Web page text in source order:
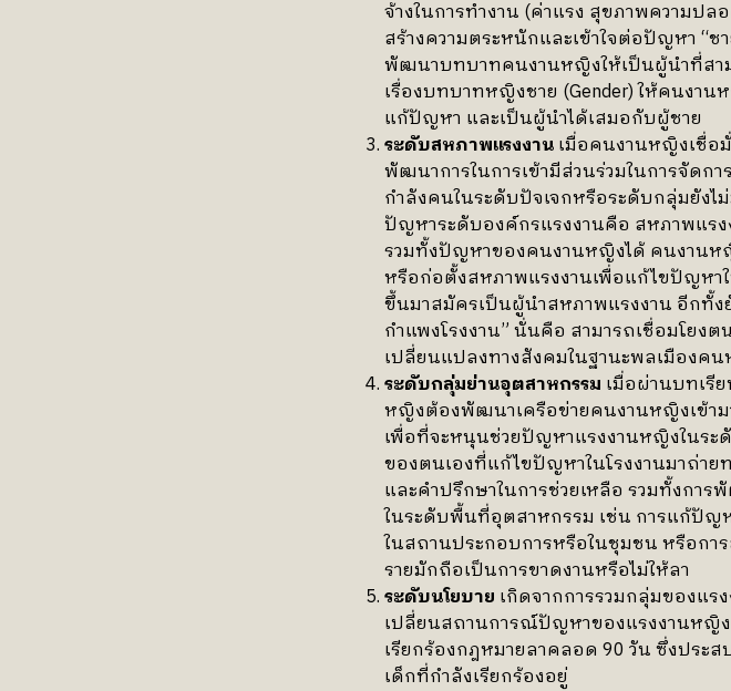
จ้างในการทำงาน (ค่าแรง สุขภาพความปล
สร้างความตระหนักและเข้าใจต่อปัญหา “
พัฒนาบทบาทคนงานหญิงให้เป็นผู้นำที่สา
เรื่องบทบาทหญิงชาย (Gender) ให้คนงา
แก้ปัญหา และเป็นผู้นำได้เสมอกับผู้ชาย
ระดับสหภาพแรงงานเมื่อคนงานหญิงเชื่อ
พัฒนาการในการเข้ามีส่วนร่วมในการจัด
กำลังคนในระดับปัจเจกหรือระดับกลุ่มยัง
ปัญหาระดับองค์กรแรงงานคือ สหภาพแร
รวมทั้งปัญหาของคนงานหญิงได้ คนงานห
หรือก่อตั้งสหภาพแรงงานเพื่อแก้ไขปัญหา
ขึ้นมาสมัครเป็นผู้นำสหภาพแรงงาน อีกทั้
กำแพงโรงงาน” นั่นคือ สามารถเชื่อมโยง
เปลี่ยนแปลงทางสังคมในฐานะพลเมืองค
ระดับกลุ่มย่านอุตสาหกรรม เมื่อผ่านบทเรี
หญิงต้องพัฒนาเครือข่ายคนงานหญิงเข้าม
เพื่อที่จะหนุนช่วยปัญหาแรงงานหญิงในระ
ของตนเองที่แก้ไขปัญหาในโรงงานมาถ่า
และคำปรึกษาในการช่วยเหลือ รวมทั้งกา
ในระดับพื้นที่อุตสาหกรรม เช่น การแก้ปัญ
ในสถานประกอบการหรือในชุมชน หรือกา
รายมักถือเป็นการขาดงานหรือไม่ให้ลา
ระดับนโยบาย เกิดจากการรวมกลุ่มของแ
เปลี่ยนสถานการณ์ปัญหาของแรงงานหญิ
เรียกร้องกฎหมายลาคลอด 90 วัน ซึ่งประส
เด็กที่กำลังเรียกร้องอยู่